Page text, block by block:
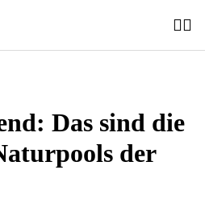
Das sind die
der